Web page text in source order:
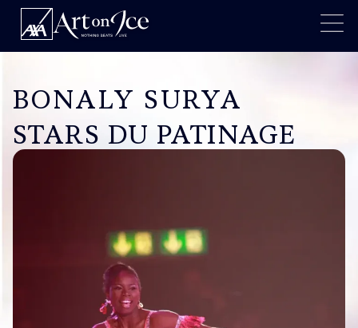
BONALY SURYA
STARS DU PATINAGE